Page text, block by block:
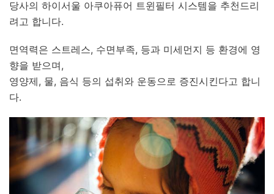
당사의 하이서울 아쿠아퓨어 트윈필터 시스템을 추천드리
려고 합니다.
면역력은 스트레스, 수면부족, 등과 미세먼지 등 환경에 영
향을 받으며,
영양제, 물, 음식 등의 섭취와 운동으로 증진시킨다고 합니
다.